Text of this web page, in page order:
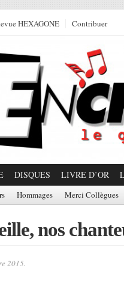
HEXAGONE Contribuer
DISQUES LIVRE D’OR
Hommages Merci Collègues
nos
2015.